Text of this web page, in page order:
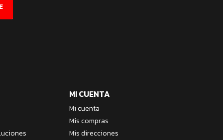
MI CUENTA
Mi cuenta
Mis compras
Mis direcciones